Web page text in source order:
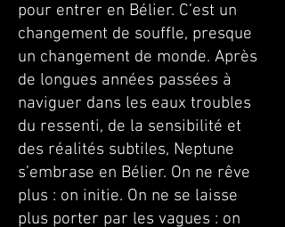
pour entrer en Bélier. C’est un
changement de souffle, presque
un changement de monde. Après
de longues années passées à
naviguer dans les eaux troubles
du ressenti, de la sensibilité et
des réalités subtiles, Neptune
s’embrase en Bélier. On ne rêve
plus : on initie. On ne se laisse
plus porter par les vagues : on